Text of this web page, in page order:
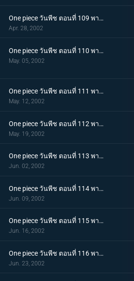
One piece วันพีช ตอนที่ 109 พากย์ไทย กุญแจที่พาไปสู่อิสระ..ลูกบอลเทียนไข
Apr. 28, 2002
One piece วันพีช ตอนที่ 110 พากย์ไทย ศึกชี้ชะตาไร้ความปราณี..ลูฟี่ ปะทะ คร็อกโคไดล์
May. 05, 2002
One piece วันพีช ตอนที่ 111 พากย์ไทย มุ่งหน้าไปสู่ปาฏิหาริย์..ดินแดนแห่งสัตว์ป่าอลาบัสต้า
May. 12, 2002
One piece วันพีช ตอนที่ 112 พากย์ไทย คณะปฏิวัติ ปะทะ ทหารรักษาอาณาจักร..ศึกตัดสินที่ "อัลบาน่า"
May. 19, 2002
One piece วันพีช ตอนที่ 113 พากย์ไทย อัลบาน่าตกอยู่ในวิกฤต..ศึกนองเลือดของหัวหน้ากาลู
Jun. 02, 2002
One piece วันพีช ตอนที่ 114 พากย์ไทย สาบานต่อความฝันของเพื่อน..ศึกตัดสินที่เนินตัวตุ่นเมืองเบอร์สี่
Jun. 09, 2002
One piece วันพีช ตอนที่ 115 พากย์ไทย สุดยอดการแสดงวันนี้ มอนตาคิวเลียนแบบ
Jun. 16, 2002
One piece วันพีช ตอนที่ 116 พากย์ไทย แปลงร่างเป็นเพื่อน เพลงหมัดกะเทยของบอนเคร
Jun. 23, 2002